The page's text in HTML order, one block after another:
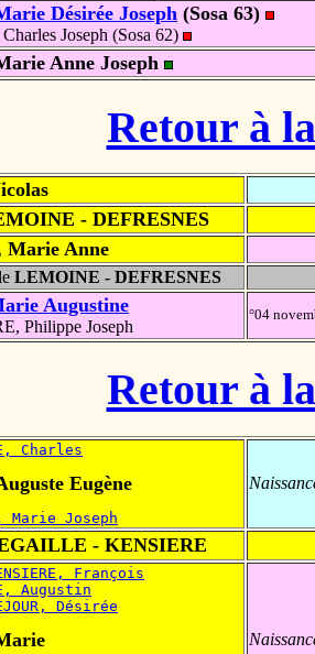
Désirée Joseph (Sosa 63)
Joseph (Sosa 62)
Anne Joseph
Retour à
- DEFRESNES
Marie Anne
LEMOINE - DEFRESNES
Augustine
Philippe Joseph
°04
Retour à
Charles
Eugène
Marie Joseph
- KENSIERE
François
Augustin
Désirée